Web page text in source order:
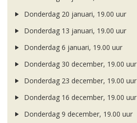
Donderdag 20 januari, 19.00 uur
Donderdag 13 januari, 19.00 uur
Donderdag 6 januari, 19.00 uur
Donderdag 30 december, 19.00 uur
Donderdag 23 december, 19.00 uur
Donderdag 16 december, 19.00 uur
Donderdag 9 december, 19.00 uur